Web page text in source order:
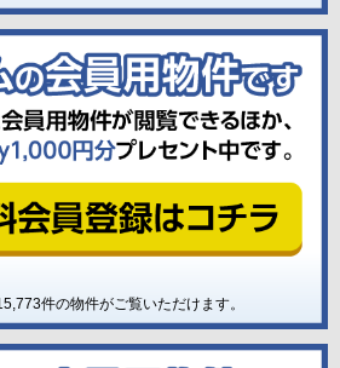
件の物件がご覧いただけます。